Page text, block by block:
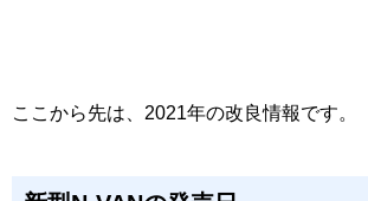
ここから先は、2021年の改良情報です。